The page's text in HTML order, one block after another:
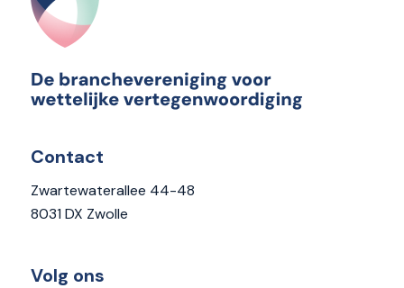
Contact
Zwartewaterallee 44-48
8031 DX Zwolle
Volg ons